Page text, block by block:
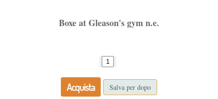
Boxe at Gleason's gym n.e.
Acquista Salva per dopo